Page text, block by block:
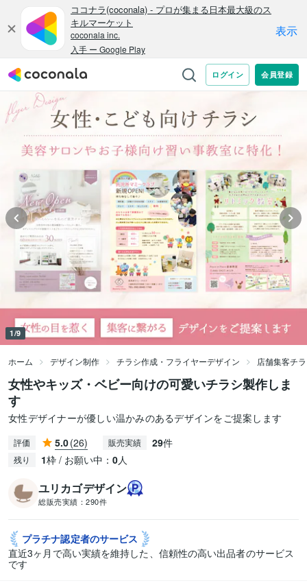
1/9
ホーム デザイン制作 チラシ作成・フライヤーデザイン 店舗集客チ
女性やキッズ・ベビー向けの可愛いチラシ製作しま
す
女性デザイナーが優しい温かみのあるデザインをご提案します
評価 5.0(26) 販売実績 29件
残り 1枠 / お願い中： 0人
ユリカゴデザイン
総販売実績： 290件
プラチナ認定者のサービス
直近3ヶ月で高い実績を維持した、信頼性の高い出品者のサービス
です